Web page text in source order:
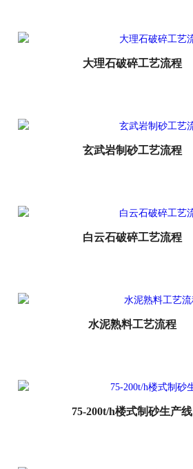
大理石破碎工艺流程
玄武岩制砂工艺流程
白云石破碎工艺流程
水泥熟料工艺流程
75-200t/h楼式制砂生产线